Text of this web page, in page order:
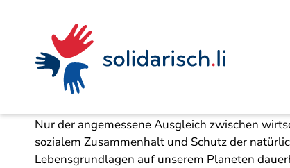
Navigieren
solidarisch.li
Seitenkontext
InhaltDie 17
Nur der angemessene Ausgleich zwischen
sozialem Zusammenhalt und Schutz der
Lebensgrundlagen auf unserem Planeten